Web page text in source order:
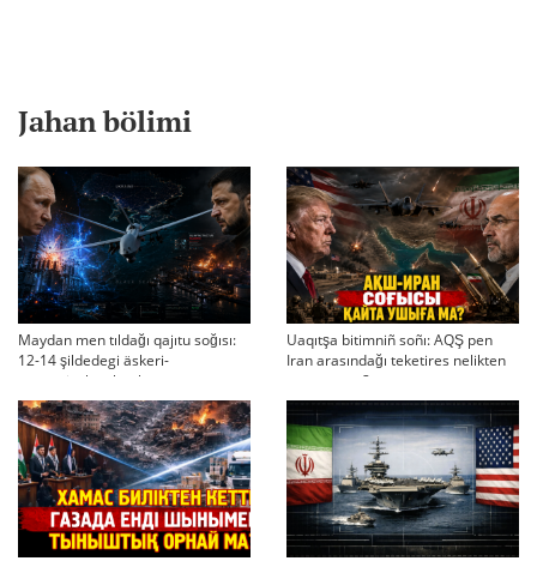
Jahan bölimi
Maydan men tıldağı qajıtu soğısı:
12-14 şildedegi äskeri-
strategiyalıq ahual
Uaqıtşa bitimniñ soñı: AQŞ pen
Iran arasındağı teketires nelikten
qayta uşıqtı?